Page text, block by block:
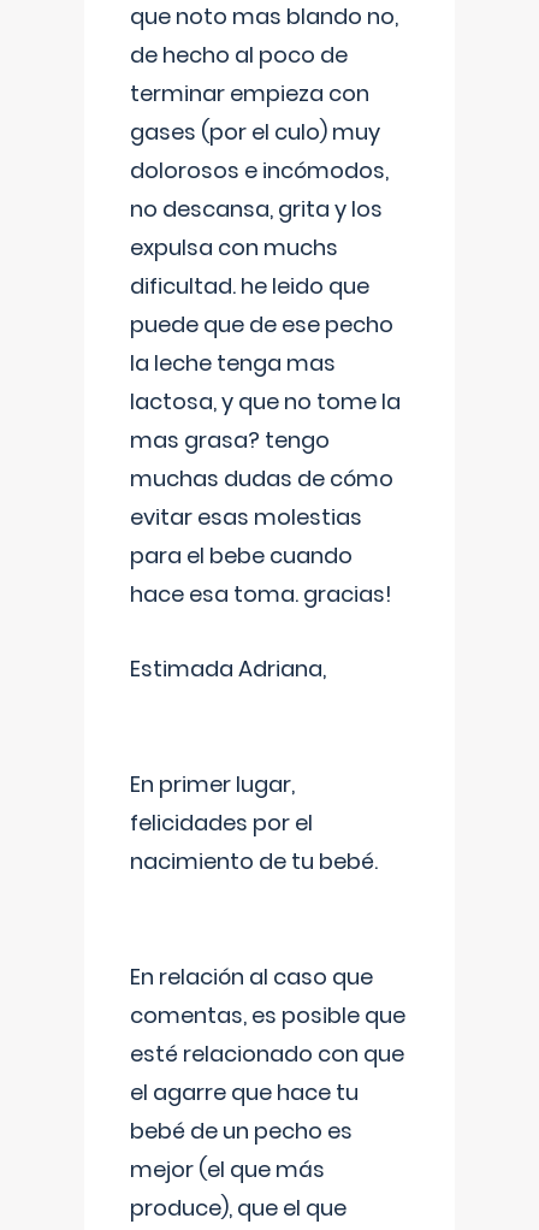
que noto mas blando no,
de hecho al poco de
terminar empieza con
gases (por el culo) muy
dolorosos e incómodos,
no descansa, grita y los
expulsa con muchs
dificultad. he leido que
puede que de ese pecho
la leche tenga mas
lactosa, y que no tome la
mas grasa? tengo
muchas dudas de cómo
evitar esas molestias
para el bebe cuando
hace esa toma. gracias!
Estimada Adriana,
En primer lugar,
felicidades por el
nacimiento de tu bebé.
En relación al caso que
comentas, es posible que
esté relacionado con que
el agarre que hace tu
bebé de un pecho es
mejor (el que más
produce), que el que